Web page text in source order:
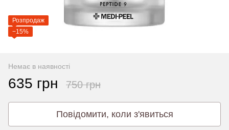
Розпродаж
−15%
Немає в наявності
635 грн 750 грн
Повідомити, коли з'явиться